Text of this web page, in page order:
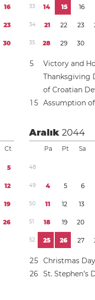
16
23
30
33 14 15 16
34 21 22 23
35 28 29 30
5
Victory and
Thanksgiving
of Croatian
1 5 Assumption
Ct
5
12
19
26
Aralık2044
Pa Pt Sa
48
49 4 5 6
50 11 12 13
51 18 19 20
52 25 26 27
25 Christmas Day
26 St. Stephen’s